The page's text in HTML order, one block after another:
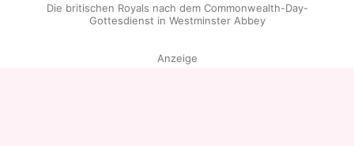
Die britischen Royals nach dem Commonwealth-Day-
Gottesdienst in Westminster Abbey
Anzeige